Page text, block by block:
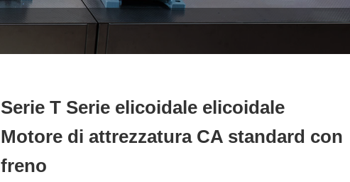
Serie T Serie elicoidale elicoidale
Motore di attrezzatura CA standard con
freno